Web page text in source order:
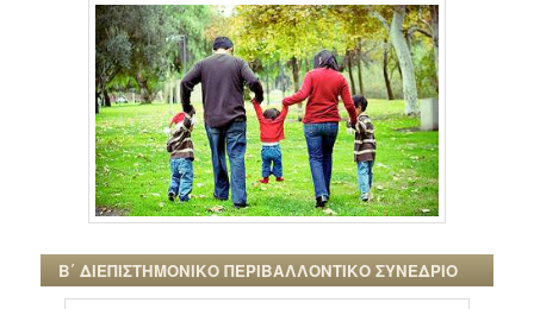
Β΄ ΔΙΕΠΙΣΤΗΜΟΝΙΚΟ ΠΕΡΙΒΑΛΛΟΝΤΙΚΟ ΣΥΝΕΔΡΙΟ